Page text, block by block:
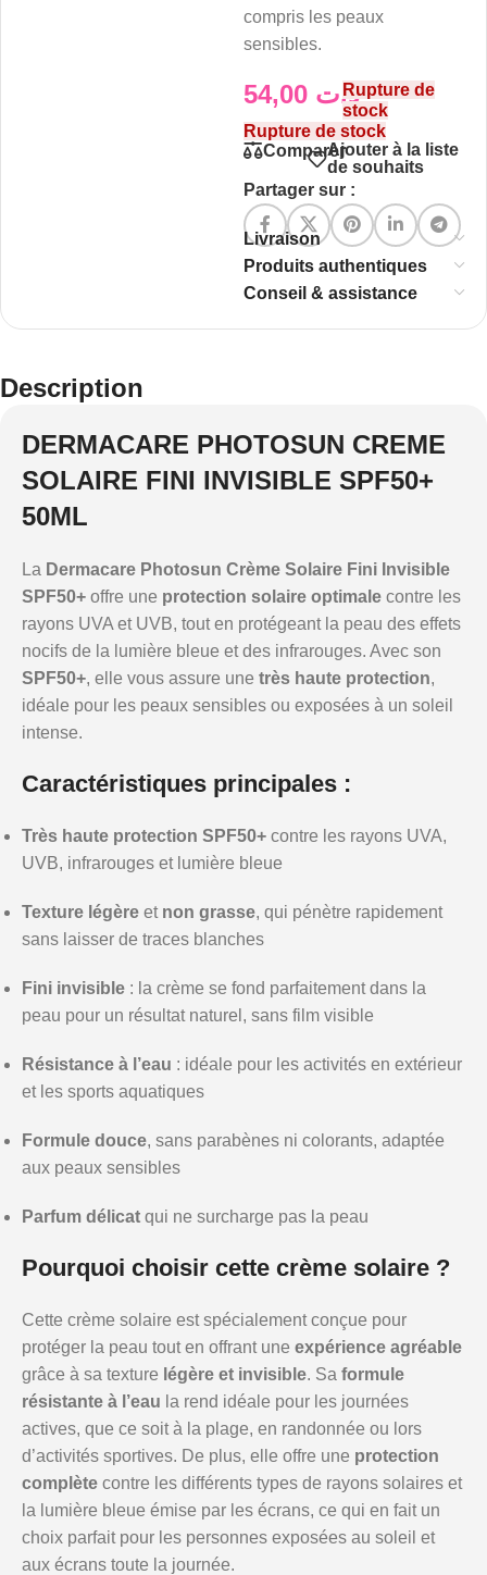
compris les peaux
sensibles.
د.تRupture de
stock
Rupture de stock
ComparerAjouter à la liste
de souhaits
Partager sur :
Livraison
Produits authentiques
Conseil & assistance
Description
DERMACARE PHOTOSUN CREME
SOLAIRE FINI INVISIBLE SPF50+
50ML
La Dermacare Photosun Crème Solaire Fini Invisible
SPF50+ offre une protection solaire optimale contre les
rayons UVA et UVB, tout en protégeant la peau des effets
nocifs de la lumière bleue et des infrarouges. Avec son
SPF50+, elle vous assure une très haute protection,
idéale pour les peaux sensibles ou exposées à un soleil
intense.
Caractéristiques principales :
Très haute protection SPF50+ contre les rayons UVA,
UVB, infrarouges et lumière bleue
Texture légère et non grasse, qui pénètre rapidement
sans laisser de traces blanches
Fini invisible : la crème se fond parfaitement dans la
peau pour un résultat naturel, sans film visible
Résistance à l’eau : idéale pour les activités en extérieur
et les sports aquatiques
Formule douce, sans parabènes ni colorants, adaptée
aux peaux sensibles
Parfum délicat qui ne surcharge pas la peau
Pourquoi choisir cette crème solaire ?
Cette crème solaire est spécialement conçue pour
protéger la peau tout en offrant une expérience agréable
grâce à sa texture légère et invisible. Sa formule
résistante à l’eau la rend idéale pour les journées
actives, que ce soit à la plage, en randonnée ou lors
d’activités sportives. De plus, elle offre une protection
complète contre les différents types de rayons solaires et
la lumière bleue émise par les écrans, ce qui en fait un
choix parfait pour les personnes exposées au soleil et
aux écrans toute la journée.